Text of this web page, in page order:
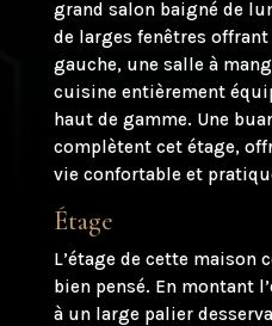
grand salon baigné de
de larges fenêtres
gauche, une salle à
cuisine entièrement
haut de gamme. Une
complètent cet étage,
vie confortable et
Étage
L’étage de cette maison
bien pensé. En montant
à un large palier